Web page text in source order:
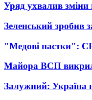
Уряд ухвалив зміни
Зеленський зробив
"Медові пастки":
Майора ВСП
Залужний: Україна